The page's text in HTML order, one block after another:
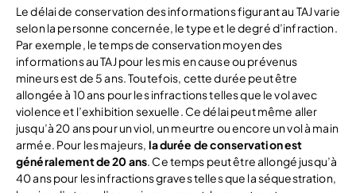
Le délai de conservation des informations figurant au TAJ varie
selon la personne concernée, le type et le degré d’infraction.
Par exemple, le temps de conservation moyen des
informations au TAJ pour les mis en cause ou prévenus
mineurs est de 5 ans. Toutefois, cette durée peut être
allongée à 10 ans pour les infractions telles que le vol avec
violence et l’exhibition sexuelle. Ce délai peut même aller
jusqu’à 20 ans pour un viol, un meurtre ou encore un vol à main
armée. Pour les majeurs, la durée de conservation est
généralement de 20 ans. Ce temps peut être allongé jusqu’à
40 ans pour les infractions graves telles que la séquestration,